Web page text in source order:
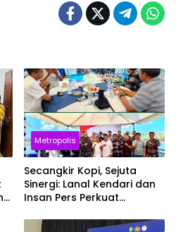
Metropolis
Secangkir Kopi, Sejuta
Sinergi: Lanal Kendari dan
Insan Pers Perkuat